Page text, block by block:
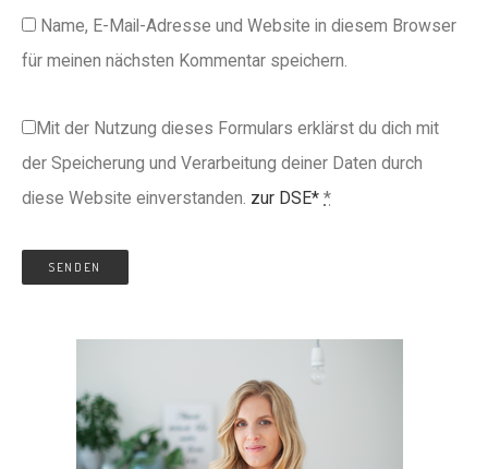
Name, E-Mail-Adresse und Website in diesem Browser
für meinen nächsten Kommentar speichern.
Mit der Nutzung dieses Formulars erklärst du dich mit
der Speicherung und Verarbeitung deiner Daten durch
diese Website einverstanden. zur DSE* *